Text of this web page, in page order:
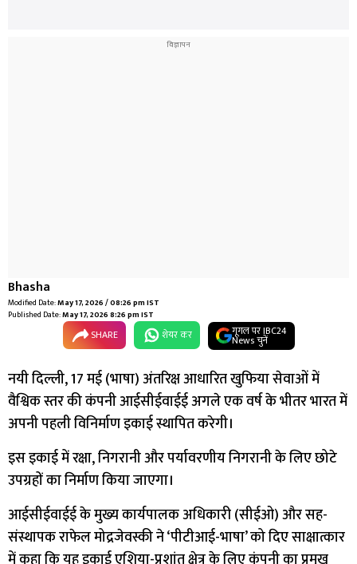
Bhasha
Modified Date:May 17, 2026 / 08:26 pm IST
Published Date:May 17, 2026 8:26 pm IST
SHARE शेयर कर गूगल पर IBC24
News चुनें
नयी दिल्ली, 17 मई (भाषा) अंतरिक्ष आधारित खुफिया सेवाओं में
वैश्विक स्तर की कंपनी आईसीईवाईई अगले एक वर्ष के भीतर भारत में
अपनी पहली विनिर्माण इकाई स्थापित करेगी।
इस इकाई में रक्षा, निगरानी और पर्यावरणीय निगरानी के लिए छोटे
उपग्रहों का निर्माण किया जाएगा।
आईसीईवाईई के मुख्य कार्यपालक अधिकारी (सीईओ) और सह-
संस्थापक राफेल मोद्रजेवस्की ने ‘पीटीआई-भाषा’ को दिए साक्षात्कार